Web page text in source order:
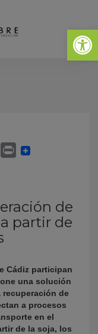
Abrir
de
partir de
Cádiz participan
una solución
de
a procesos
en el
de la soja, los